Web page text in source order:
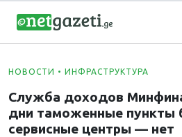
НОВОСТИ • ИНФРАСТРУКТУРА
Служба доходов
дни таможенные пункты
сервисные центры — нет